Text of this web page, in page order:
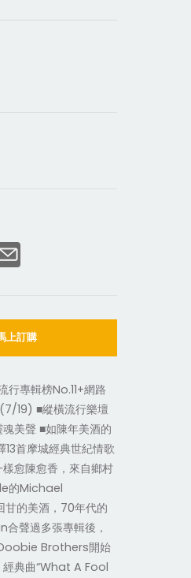
上訂購
專輯榜No.11+網路
19) ■縱橫流行樂壇
美聲 ■如陳年美酒的
13首摩城經典世紀情歌
愈陳愈香，來自鄉村
的Michael
的美酒，70年代的
聲過多張專輯後，
Brothers開始
經典曲“What A Fool